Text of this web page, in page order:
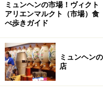
ミュンヘンの市場！ヴィクト
アリエンマルクト（市場）食
べ歩きガイド
ミュンヘン
店